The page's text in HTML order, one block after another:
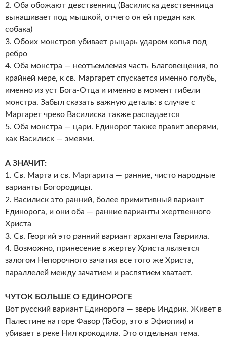
2. Оба обожают девственниц (Василиска девственница
вынашивает под мышкой, отчего он ей предан как
собака)
3. Обоих монстров убивает рыцарь ударом копья под
ребро
4. Оба монстра — неотъемлемая часть Благовещения, по
крайней мере, к св. Маргарет спускается именно голубь,
именно из уст Бога-Отца и именно в момент гибели
монстра. Забыл сказать важную деталь: в случае с
Маргарет чрево Василиска также распадается
5. Оба монстра — цари. Единорог также правит зверями,
как Василиск — змеями.
А ЗНАЧИТ:
1. Св. Марта и св. Маргарита — ранние, чисто народные
варианты Богородицы.
2. Василиск это ранний, более примитивный вариант
Единорога, и они оба — ранние варианты жертвенного
Христа
3. Св. Георгий это ранний вариант архангела Гавриила.
4. Возможно, принесение в жертву Христа является
залогом Непорочного зачатия все того же Христа,
параллелей между зачатием и распятием хватает.
ЧУТОК БОЛЬШЕ О ЕДИНОРОГЕ
Вот русский вариант Единорога — зверь Индрик. Живет в
Палестине на горе Фавор (Табор, это в Эфиопии) и
убивает в реке Нил крокодила. Это отдельная тема.